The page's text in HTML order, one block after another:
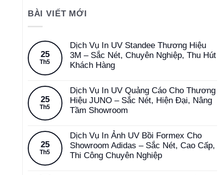
BÀI VIẾT MỚI
25
Th5
Dịch Vụ In UV Standee Thương Hiệu
3M – Sắc Nét, Chuyên Nghiệp, Thu Hút
Khách Hàng
25
Th5
Dịch Vụ In UV Quảng Cáo Cho Thương
Hiệu JUNO – Sắc Nét, Hiện Đại, Nâng
Tầm Showroom
25
Th5
Dịch Vụ In Ảnh UV Bồi Formex Cho
Showroom Adidas – Sắc Nét, Cao Cấp,
Thi Công Chuyên Nghiệp